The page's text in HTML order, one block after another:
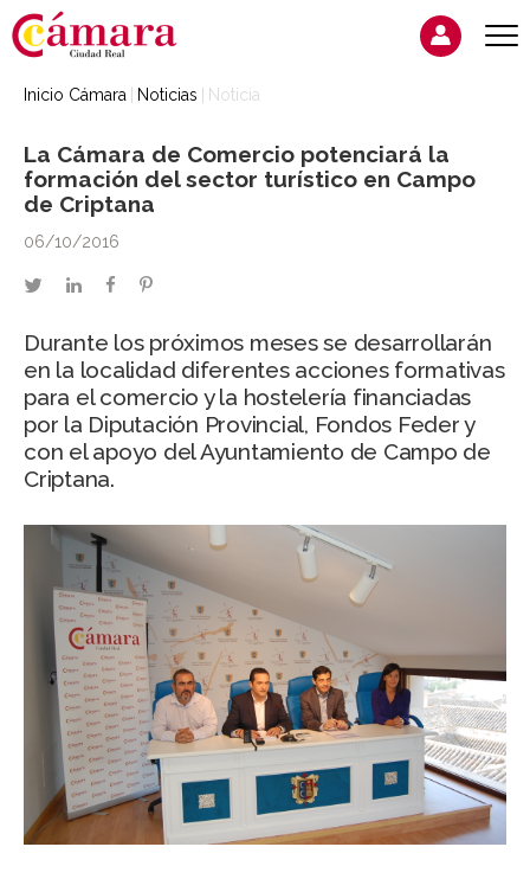
Inicio Cámara Noticias Noticia
La Cámara de Comercio potenciará la
formación del sector turístico en Campo
de Criptana
06/10/2016
twitterlinkedinfacebookpinterest
Durante los próximos meses se desarrollarán
en la localidad diferentes acciones formativas
para el comercio y la hostelería financiadas
por la Diputación Provincial, Fondos Feder y
con el apoyo del Ayuntamiento de Campo de
Criptana.